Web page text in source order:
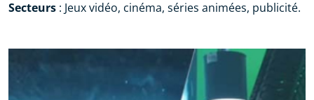
Secteurs : Jeux vidéo, cinéma, séries animées, publicité.